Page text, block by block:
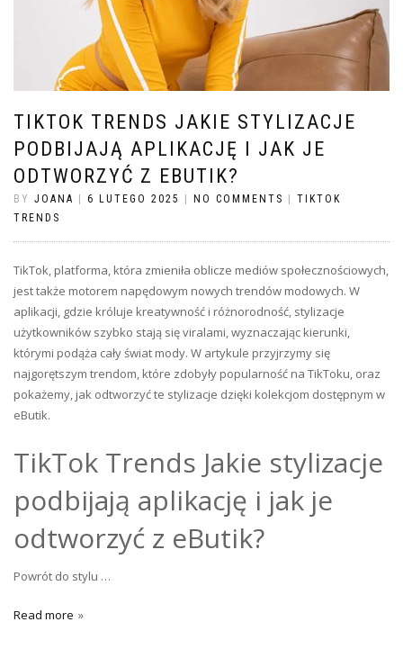
TIKTOK TRENDS JAKIE STYLIZACJE
PODBIJAJĄ APLIKACJĘ I JAK JE
ODTWORZYĆ Z EBUTIK?
BY JOANA | 6 LUTEGO 2025 | NO COMMENTS | TIKTOK
TRENDS
TikTok, platforma, która zmieniła oblicze mediów społecznościowych,
jest także motorem napędowym nowych trendów modowych. W
aplikacji, gdzie króluje kreatywność i różnorodność, stylizacje
użytkowników szybko stają się viralami, wyznaczając kierunki,
którymi podąża cały świat mody. W artykule przyjrzymy się
najgorętszym trendom, które zdobyły popularność na TikToku, oraz
pokażemy, jak odtworzyć te stylizacje dzięki kolekcjom dostępnym w
eButik.
TikTok Trends Jakie stylizacje
podbijają aplikację i jak je
odtworzyć z eButik?
Powrót do stylu …
Read more